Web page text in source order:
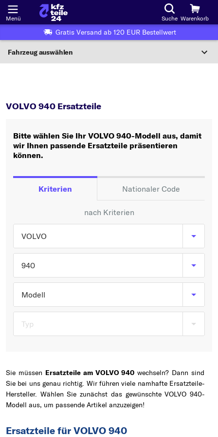
Menü Suche Warenkorb
Gratis Versand ab 120 EUR Bestellwert
Fahrzeug auswählen
Wo finde ich die?
Oder
Oder Fahrzeugauswahl nach Kriterien:
Hersteller wählen
Typ wählen
VOLVO 940 Ersatzteile
Bitte wählen Sie Ihr VOLVO 940-Modell aus, damit
wir Ihnen passende Ersatzteile präsentieren
können.
Kriterien Nationaler Code
nach Kriterien
VOLVO
940
Modell
Typ
Sie müssen Ersatzteile am VOLVO 940 wechseln? Dann sind
Sie bei uns genau richtig. Wir führen viele namhafte Ersatzteile-
Hersteller. Wählen Sie zunächst das gewünschte VOLVO 940-
Modell aus, um passende Artikel anzuzeigen!
Ersatzteile für VOLVO 940